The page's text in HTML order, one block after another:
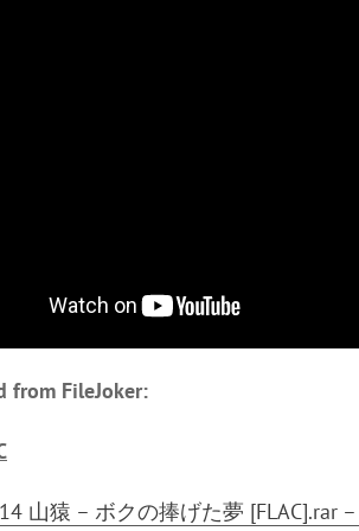
from FileJoker:
山猿 – ボクの捧げた夢 [FLAC].rar –